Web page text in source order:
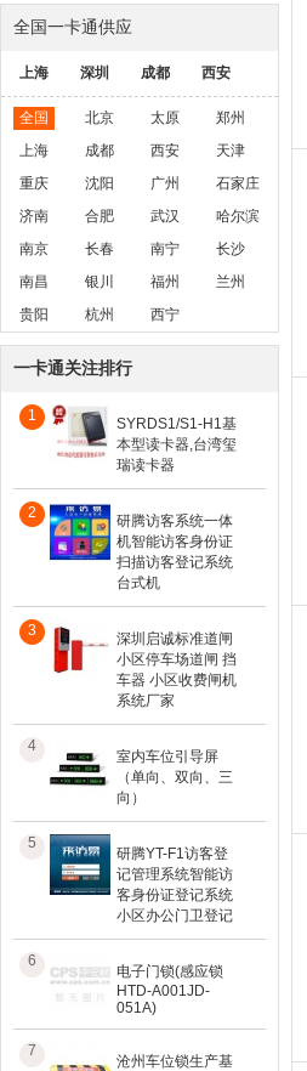
全国一卡通供应
上海 深圳 成都 西安
全国 北京 太原
郑州
上海
成都 西安
天津
重庆
沈阳 广州
石家庄
济南
合肥 武汉
哈尔滨
南京
长春 南宁
长沙
南昌
银川 福州
兰州
贵阳
杭州 西宁
一卡通关注排行
1
SYRDS1/S1-H1基
本型读卡器,台湾玺
瑞读卡器
2
研腾访客系统一体
机智能访客身份证
扫描访客登记系统
台式机
3
深圳启诚标准道闸
小区停车场道闸 挡
车器 小区收费闸机
系统厂家
4
室内车位引导屏
（单向、双向、三
向）
5
研腾YT-F1访客登
记管理系统智能访
客身份证登记系统
小区办公门卫登记
6
电子门锁(感应锁
HTD-A001JD-
051A)
7
沧州车位锁生产基